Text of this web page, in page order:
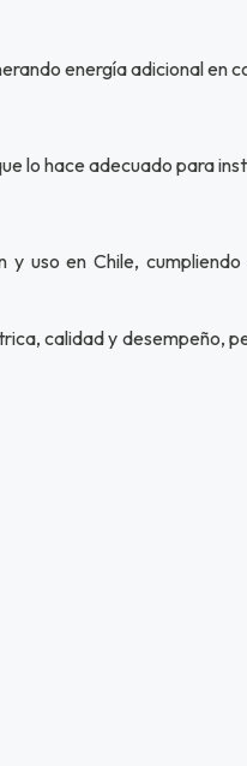
energía adicional en
lo hace adecuado para
uso en Chile,
calidad y desempeño,